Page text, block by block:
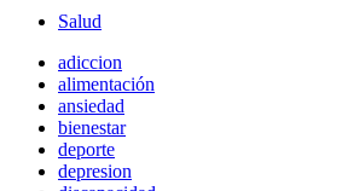
Salud
adiccion
alimentación
ansiedad
bienestar
deporte
depresion